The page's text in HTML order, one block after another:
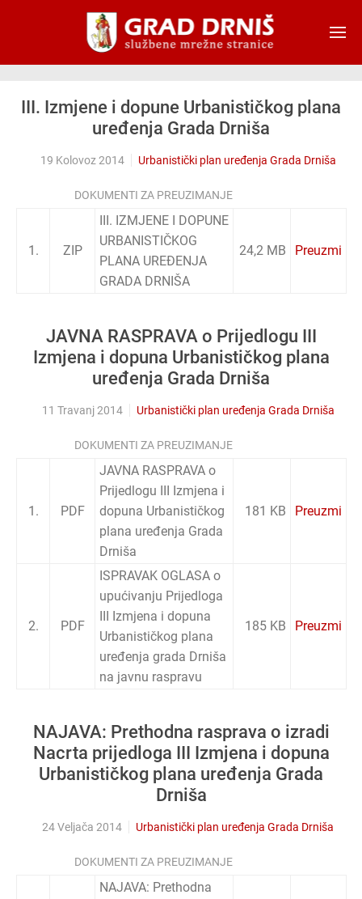
Skip to main content
III. Izmjene i dopune Urbanističkog plana
uređenja Grada Drniša
19 Kolovoz 2014 Urbanistički plan uređenja Grada Drniša
DOKUMENTI ZA PREUZIMANJE
1. ZIP
III. IZMJENE I DOPUNE
URBANISTIČKOG
PLANA UREĐENJA
GRADA DRNIŠA
24,2 MB Preuzmi
JAVNA RASPRAVA o Prijedlogu III
Izmjena i dopuna Urbanističkog plana
uređenja Grada Drniša
11 Travanj 2014 Urbanistički plan uređenja Grada Drniša
DOKUMENTI ZA PREUZIMANJE
1. PDF
JAVNA RASPRAVA o
Prijedlogu III Izmjena i
dopuna Urbanističkog
plana uređenja Grada
Drniša
181 KB Preuzmi
2. PDF
ISPRAVAK OGLASA o
upućivanju Prijedloga
III Izmjena i dopuna
Urbanističkog plana
uređenja grada Drniša
na javnu raspravu
185 KB Preuzmi
NAJAVA: Prethodna rasprava o izradi
Nacrta prijedloga III Izmjena i dopuna
Urbanističkog plana uređenja Grada
Drniša
24 Veljača 2014 Urbanistički plan uređenja Grada Drniša
DOKUMENTI ZA PREUZIMANJE
NAJAVA: Prethodna